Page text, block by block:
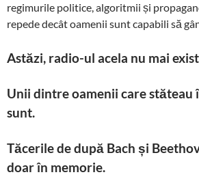
regimurile politice, algoritmii și
repede decât oamenii sunt capabili să
Astăzi, radio-ul acela nu mai
Unii dintre oamenii care stăteau
sunt.
Tăcerile de după Bach și
doar în memorie.